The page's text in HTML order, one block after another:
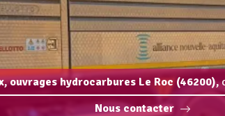
ouvrages hydrocarbures Le Roc (46200),
Nous contacter